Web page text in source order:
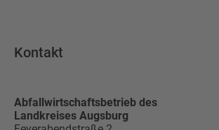
Kontakt
Abfallwirtschaftsbetrieb des
Landkreises Augsburg